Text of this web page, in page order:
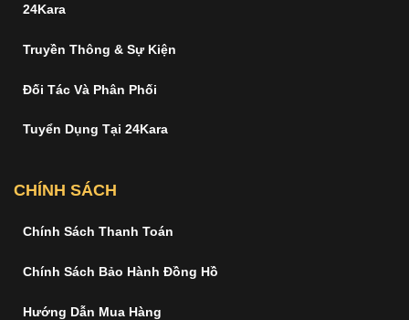
24Kara
Truyền Thông & Sự Kiện
Đối Tác Và Phân Phối
Tuyển Dụng Tại 24Kara
CHÍNH SÁCH
Chính Sách Thanh Toán
Chính Sách Bảo Hành Đồng Hồ
Hướng Dẫn Mua Hàng